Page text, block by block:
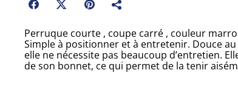
Perruque courte , coupe carré , couleur
Simple à positionner et à entretenir. Douce
elle ne nécessite pas beaucoup d’entretien.
de son bonnet, ce qui permet de la tenir